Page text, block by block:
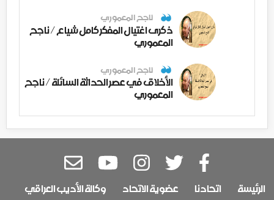
ناجح المعموري
ذكرى اغتيال المفكر كامل شياع / ناجح
المعموري
ناجح المعموري
الأخلاق في عصر الحداثة السائلة / ناجح
المعموري
الرئيسة اتحادنا عضوية الاتحاد وكالة الأديب العراقي